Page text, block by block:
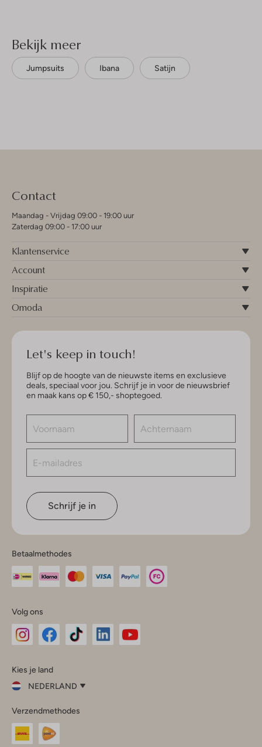
Bekijk meer
Jumpsuits Ibana Satijn
Contact
Maandag - Vrijdag 09:00 - 19:00 uur
Zaterdag 09:00 - 17:00 uur
Klantenservice
Account
Inspiratie
Omoda
Let's keep in touch!
Blijf op de hoogte van de nieuwste items en exclusieve
deals, speciaal voor jou. Schrijf je in voor de nieuwsbrief
en maak kans op € 150,- shoptegoed.
Schrijf je in
Betaalmethodes
Volg ons
InstagramFacebook
Kies je land
NEDERLAND
je
land
Nederland
Verzendmethodes